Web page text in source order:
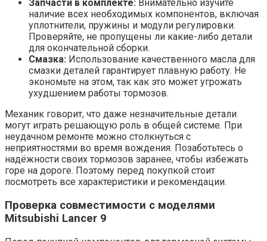
Запчасти в комплекте: Внимательно изучите
наличие всех необходимых компонентов, включая
уплотнители, пружины и модули регулировки.
Проверяйте, не пропущены ли какие-либо детали
для окончательной сборки.
Смазка: Использование качественного масла для
смазки деталей гарантирует плавную работу. Не
экономьте на этом, так как это может угрожать
ухудшением работы тормозов.
Механик говорит, что даже незначительные детали
могут играть решающую роль в общей системе. При
неудачном ремонте можно столкнуться с
неприятностями во время вождения. Позаботьтесь о
надёжности своих тормозов заранее, чтобы избежать
горе на дороге. Поэтому перед покупкой стоит
посмотреть все характеристики и рекомендации.
Проверка совместимости с моделями
Mitsubishi Lancer 9